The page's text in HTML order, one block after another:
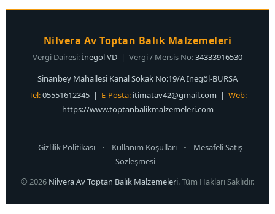
Nilvera Av Toptan Balık Malzemeleri
Vergi Dairesi:İnegöl VD | Vergi / Mersis No:34333916530
Sinanbey Mahallesi Kanal Sokak No:19/A İnegöl-BURSA
Tel:05551612345 | E-Posta: itimatav42@gmail.com | Web:
https://www.toptanbalikmalzemeleri.com
Gizlilik Politikası • Kullanım Koşulları •
Mesafeli Satış
Sözleşmesi
© 2026 Nilvera Av Toptan Balık Malzemeleri. Tüm Hakları Saklıdır.